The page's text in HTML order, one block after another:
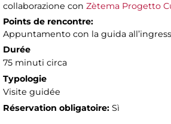
collaborazione con Zètema Progetto
Points de rencontre:
Appuntamento con la guida
Durée
75 minuti circa
Typologie
Visite guidée
Réservation obligatoire: Sì